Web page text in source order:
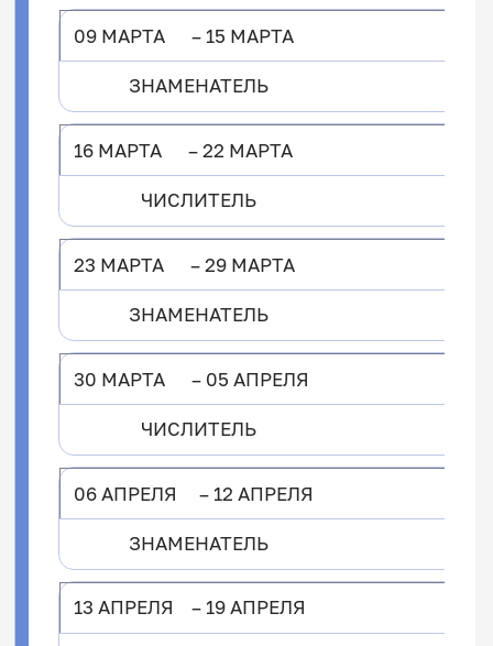
09 МАРТА – 15 МАРТА
ЗНАМЕНАТЕЛЬ
16 МАРТА – 22 МАРТА
ЧИСЛИТЕЛЬ
23 МАРТА – 29 МАРТА
ЗНАМЕНАТЕЛЬ
30 МАРТА – 05 АПРЕЛЯ
ЧИСЛИТЕЛЬ
06 АПРЕЛЯ – 12 АПРЕЛЯ
ЗНАМЕНАТЕЛЬ
13 АПРЕЛЯ – 19 АПРЕЛЯ